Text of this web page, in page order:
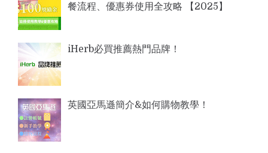
b
o
o
u
e
餐流程、優惠券使用全攻略 【2025】
iHerb必買推薦熱門品牌！
英國亞馬遜簡介&如何購物教學！